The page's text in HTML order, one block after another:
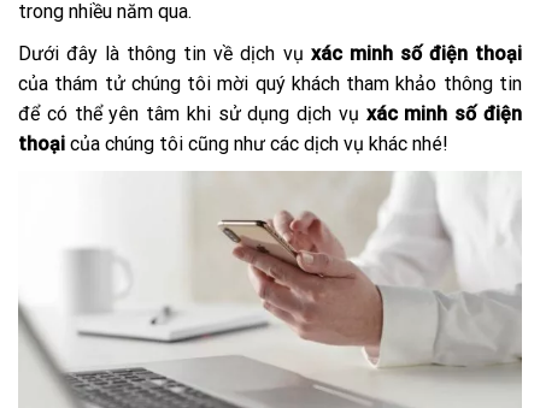
trong nhiều năm qua.
Dưới đây là thông tin về dịch vụ xác minh số điện thoại
của thám tử chúng tôi mời quý khách tham khảo thông tin
để có thể yên tâm khi sử dụng dịch vụ xác minh số điện
thoại của chúng tôi cũng như các dịch vụ khác nhé!